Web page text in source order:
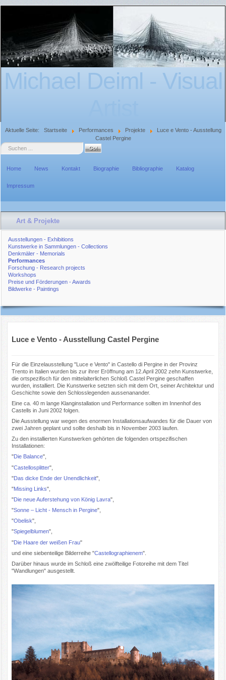
Michael Deiml - Visual
Aktuelle Seite: Startseite Performances Projekte
Luce e Vento - Ausstellung
Castel Pergine
Suche
Home News Kontakt Biographie Bibliographie Katalog
Impressum
Art & Projekte
Ausstellungen - Exhibitions
Kunstwerke in Sammlungen - Collections
Denkmäler - Memorials
Performances
Forschung - Research projects
Workshops
Preise und Förderungen - Awards
Bildwerke - Paintings
Luce e Vento - Ausstellung Castel Pergine
Für die Einzelausstellung "Luce e Vento" in Castello di Pergine in der Provinz
Trento in Italien wurden bis zur ihrer Eröffnung am 12.April 2002 zehn Kunstwerke,
die ortspezifisch für den mittelalterlichen Schloß Castel Pergine geschaffen
wurden, installiert. Die Kunstwerke setzten sich mit dem Ort, seiner Architektur und
Geschichte sowie den Schlosslegenden aussenanander.
Eine ca. 40 m lange Klanginstallation und Performance sollten im Innenhof des
Castells in Juni 2002 folgen.
Die Ausstellung war wegen des enormen Installationsaufwandes für die Dauer von
zwei Jahren geplant und sollte deshalb bis in November 2003 laufen.
Zu den installierten Kunstwerken gehörten die folgenden ortspezifischen
Installationen:
"Die Balance",
"Castellosplitter",
"Das dicke Ende der Unendlichkeit",
"Missing Links",
"Die neue Auferstehung von König Lavra",
"Sonne – Licht - Mensch in Pergine",
"Obelisk",
"Spiegelblumen",
"Die Haare der weißen Frau"
und eine siebenteilige Bilderreihe "Castellographienem".
Darüber hinaus wurde im Schloß eine zwölfteilige Fotoreihe mit dem Titel
"Wandlungen" ausgestellt.